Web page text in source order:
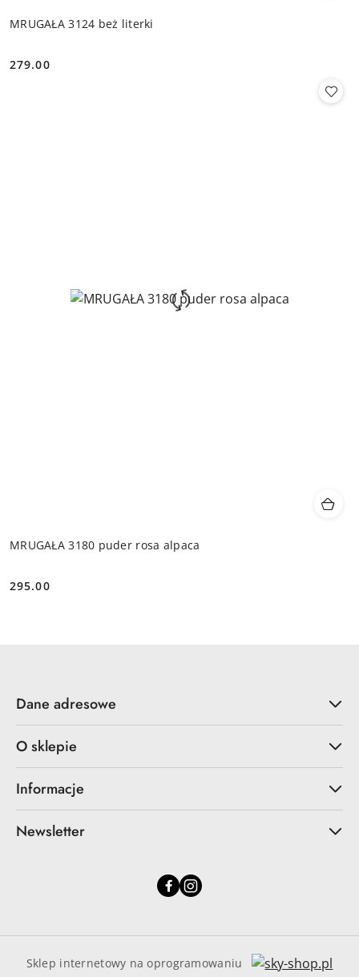
MRUGAŁA 3124 beż literki
Cena:
279.00
MRUGAŁA 3180 puder rosa alpaca
Cena:
295.00
Dane adresowe
O sklepie
Informacje
Newsletter
Sklep internetowy na oprogramowaniu